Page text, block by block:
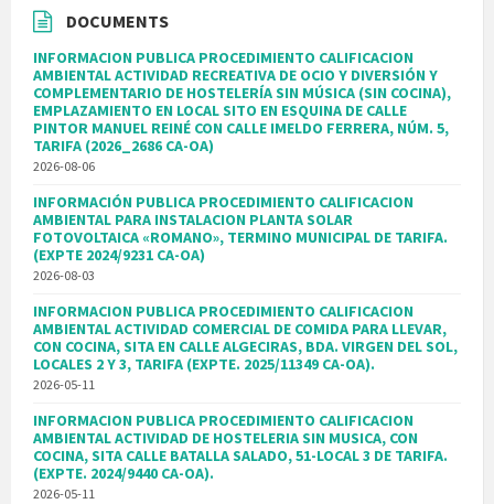
DOCUMENTS
INFORMACION PUBLICA PROCEDIMIENTO CALIFICACION
AMBIENTAL ACTIVIDAD RECREATIVA DE OCIO Y DIVERSIÓN Y
COMPLEMENTARIO DE HOSTELERÍA SIN MÚSICA (SIN COCINA),
EMPLAZAMIENTO EN LOCAL SITO EN ESQUINA DE CALLE
PINTOR MANUEL REINÉ CON CALLE IMELDO FERRERA, NÚM. 5,
TARIFA (2026_2686 CA-OA)
2026-08-06
INFORMACIÓN PUBLICA PROCEDIMIENTO CALIFICACION
AMBIENTAL PARA INSTALACION PLANTA SOLAR
FOTOVOLTAICA «ROMANO», TERMINO MUNICIPAL DE TARIFA.
(EXPTE 2024/9231 CA-OA)
2026-08-03
INFORMACION PUBLICA PROCEDIMIENTO CALIFICACION
AMBIENTAL ACTIVIDAD COMERCIAL DE COMIDA PARA LLEVAR,
CON COCINA, SITA EN CALLE ALGECIRAS, BDA. VIRGEN DEL SOL,
LOCALES 2 Y 3, TARIFA (EXPTE. 2025/11349 CA-OA).
2026-05-11
INFORMACION PUBLICA PROCEDIMIENTO CALIFICACION
AMBIENTAL ACTIVIDAD DE HOSTELERIA SIN MUSICA, CON
COCINA, SITA CALLE BATALLA SALADO, 51-LOCAL 3 DE TARIFA.
(EXPTE. 2024/9440 CA-OA).
2026-05-11